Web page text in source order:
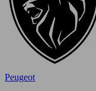
Peugeot